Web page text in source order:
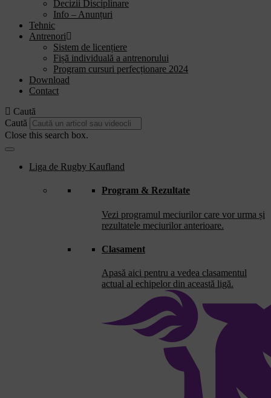
Decizii Disciplinare
Info – Anunțuri
Tehnic
Antrenori
Sistem de licențiere
Fișă individuală a antrenorului
Program cursuri perfecționare 2024
Download
Contact
Caută
Caută
Close this search box.
Liga de Rugby Kaufland
Program & Rezultate
Vezi programul meciurilor care vor urma și
rezultatele meciurilor anterioare.
Clasament
Apasă aici pentru a vedea clasamentul
actual al echipelor din această ligă.